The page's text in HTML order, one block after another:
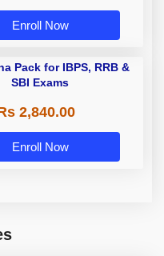
Enroll Now
Pack for IBPS, RRB &
SBI Exams
2,840.00
Enroll Now